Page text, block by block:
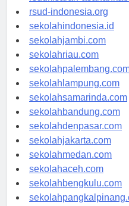
rsudkisaran-
rsud-indonesia.org
sekolahindonesia.id
sekolahjambi.com
sekolahriau.com
sekolahpalembang.com
sekolahlampung.com
sekolahsamarinda.com
sekolahbandung.com
sekolahdenpasar.com
sekolahjakarta.com
sekolahmedan.com
sekolahaceh.com
sekolahbengkulu.com